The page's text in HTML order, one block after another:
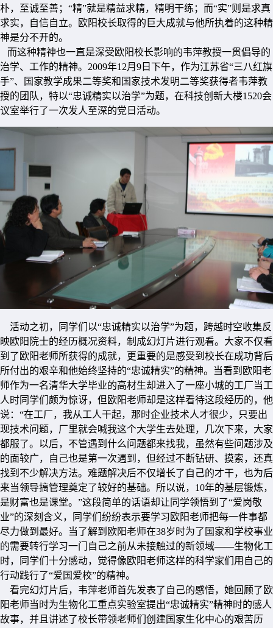
朴，至诚至善；“精”就是精益求精，精明干练；而“实”则是求真
求实，自信自立。欧阳校长取得的巨大成就与他所执着的这种精
神是分不开的。
而这种精神也一直是深受欧阳校长影响的韦萍教授一贯倡导的
治学、工作的精神。2009年12月9日下午，作为江苏省“三八红旗
手”、国家教学成果二等奖和国家技术发明二等奖获得者韦萍教
授的团队，特以“忠诚精实以治学”为题，在科技创新大楼1520会
议室举行了一次发人至深的党日活动。
活动之初，同学们以“忠诚精实以治学”为题，跨越时空收集反
映欧阳院士的经历概况资料，制成幻灯片进行观看。大家不仅看
到了欧阳老师所获得的成就，更重要的是感受到校长在成功背后
所付出的艰辛和他始终坚持的“忠诚精实”的精神。当看到欧阳老
师作为一名清华大学毕业的高材生却进入了一座小城的工厂当工
人时同学们颇为惊讶，但欧阳老师却是这样看待这段经历的，他
说：“在工厂，我从工人干起，那时企业技术人才很少，只要出
现技术问题，厂里就会喊我这个大学生去处理，几次下来，大家
都服了。以后，不管遇到什么问题都来找我，虽然有些问题涉及
的面较广，自己也是第一次遇到，但经过不断钻研、摸索，还真
找到不少解决方法。难题解决后不仅增长了自己的才干，也为后
来当领导搞管理奠定了较好的基础。所以说，10年的基层锻炼，
是财富也是课堂。”这段简单的话语却让同学领悟到了“爱岗敬
业”的深刻含义，同学们纷纷表示要学习欧阳老师把每一件事都
尽力做到最好。当了解到欧阳老师在38岁时为了国家和学校事业
的需要转行学习一门自己之前从未接触过的新领域——生物化工
时，同学们十分感动，觉得像欧阳老师这样的科学家们用自己的
行动践行了“爱国爱校”的精神。
看完幻灯片后，韦萍老师首先发表了自己的感悟，她回顾了欧
阳老师当时为生物化工重点实验室提出“忠诚精实”精神时的感人
故事，并且讲述了校长带领老师们创建国家生化中心的艰苦历